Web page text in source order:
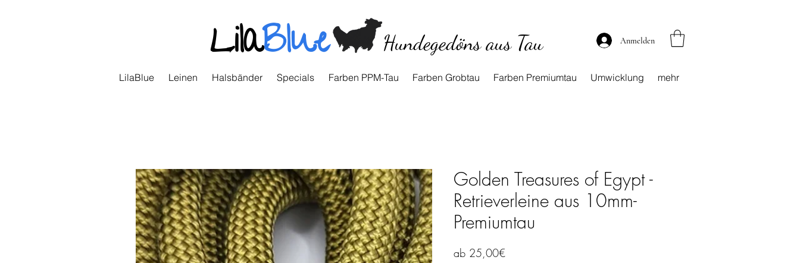
LilaBlue Hundegedöns aus Tau Anmelden
LilaBlue Leinen Halsbänder Specials Farben PPM-Tau Farben Grobtau Farben Premiumtau Umwicklung mehr
Golden Treasures of Egypt -
Retrieverleine aus 10mm-
Premiumtau
ab 25,00€Sale-